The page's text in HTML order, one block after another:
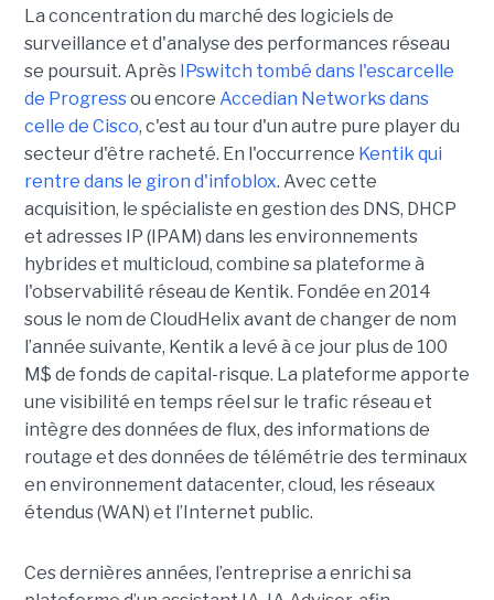
La concentration du marché des logiciels de
surveillance et d'analyse des performances réseau
se poursuit. Après IPswitch tombé dans l'escarcelle
de Progressou encore Accedian Networks dans
celle de Cisco, c'est au tour d'un autre pure player du
secteur d'être racheté. En l'occurrence Kentik qui
rentre dans le giron d'infoblox. Avec cette
acquisition, le spécialiste en gestion des DNS, DHCP
et adresses IP (IPAM) dans les environnements
hybrides et multicloud, combine sa plateforme à
l'observabilité réseau de Kentik. Fondée en 2014
sous le nom de CloudHelix avant de changer de nom
l’année suivante, Kentik a levé à ce jour plus de 100
M$ de fonds de capital-risque. La plateforme apporte
une visibilité en temps réel sur le trafic réseau et
intègre des données de flux, des informations de
routage et des données de télémétrie des terminaux
en environnement datacenter, cloud, les réseaux
étendus (WAN) et l’Internet public.
Ces dernières années, l’entreprise a enrichi sa